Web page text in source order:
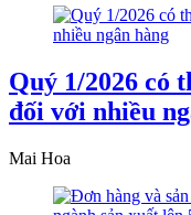
Quý 1/2026 có
đối với nhiều
Mai Hoa